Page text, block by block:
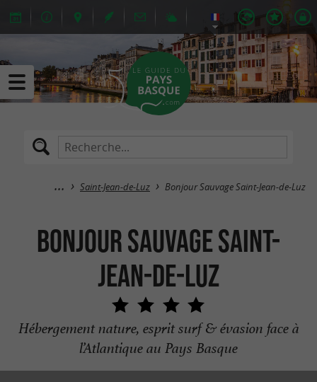
Saint-Jean-de-Luz Bonjour Sauvage Saint-Jean-de-Luz
Bonjour Sauvage Saint-
Jean-de-Luz
Hébergement nature, esprit surf & évasion face à
l’Atlantique au Pays Basque